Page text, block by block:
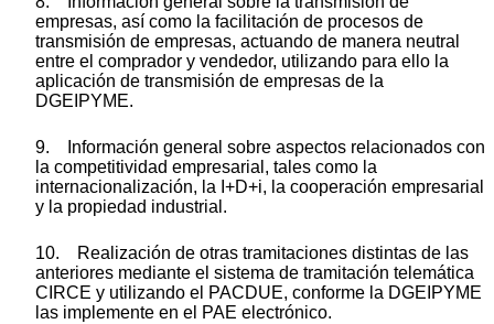
empresas, así como la facilitación de procesos de
transmisión de empresas, actuando de manera neutral
entre el comprador y vendedor, utilizando para ello la
aplicación de transmisión de empresas de la
DGEIPYME.
9. Información general sobre aspectos relacionados con
la competitividad empresarial, tales como la
internacionalización, la I+D+i, la cooperación empresarial
y la propiedad industrial.
10. Realización de otras tramitaciones distintas de las
anteriores mediante el sistema de tramitación telemática
CIRCE y utilizando el PACDUE, conforme la DGEIPYME
las implemente en el PAE electrónico.